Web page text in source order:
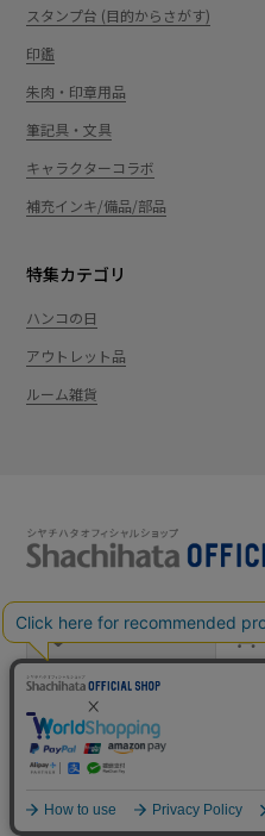
スタンプ台 (目的からさがす)
印鑑
朱肉・印章用品
筆記具・文具
キャラクターコラボ
補充インキ/備品/部品
特集カテゴリ
ハンコの日
アウトレット品
ルーム雑貨
新規会員登録
ショッピングガイド
特定商取引法に基
づく表記
プライバシーポ
リシー